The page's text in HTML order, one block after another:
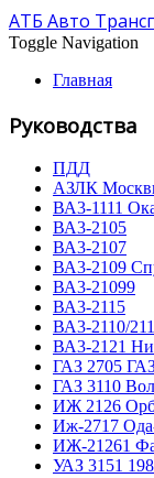
АТБ Авто
Toggle Navigation
Главная
Руководства
ПДД
АЗЛК
ВА3-1111
ВА3-2105
ВА3-2107
ВА3-2109
ВА3-21099
ВА3-2115
ВА3-2110/
ВА3-2121
ГАЗ 2705
ГАЗ 3110
ИЖ 2126
Иж-2717
ИЖ-21261
УАЗ 3151